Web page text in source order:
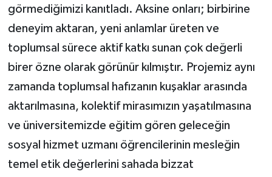
görmediğimizi kanıtladı. Aksine onları; birbirine
deneyim aktaran, yeni anlamlar üreten ve
toplumsal sürece aktif katkı sunan çok değerli
birer özne olarak görünür kılmıştır. Projemiz aynı
zamanda toplumsal hafızanın kuşaklar arasında
aktarılmasına, kolektif mirasımızın yaşatılmasına
ve üniversitemizde eğitim gören geleceğin
sosyal hizmet uzmanı öğrencilerinin mesleğin
temel etik değerlerini sahada bizzat